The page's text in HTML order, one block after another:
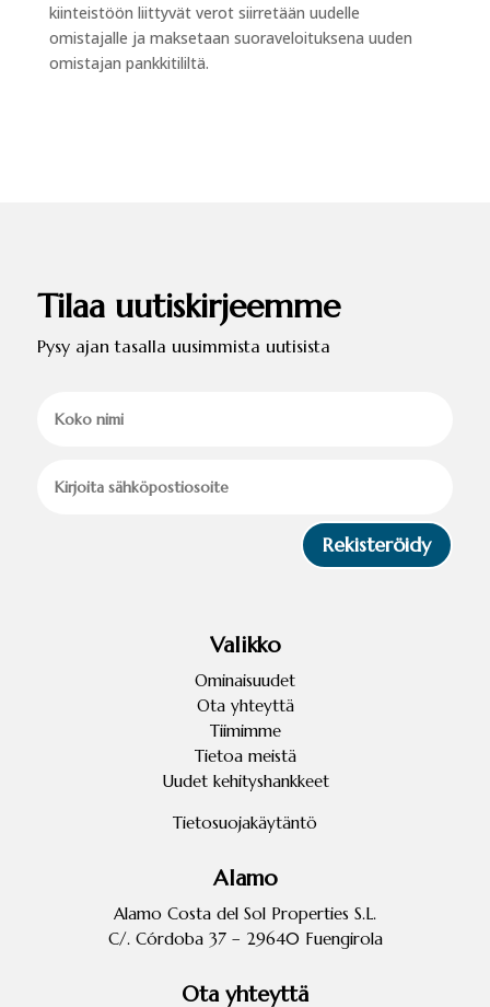
kiinteistöön liittyvät verot siirretään uudelle
omistajalle ja maksetaan suoraveloituksena uuden
omistajan pankkitililtä.
Tilaa uutiskirjeemme
Pysy ajan tasalla uusimmista uutisista
Rekisteröidy
Valikko
Ominaisuudet
Ota yhteyttä
Tiimimme
Tietoa meistä
Uudet kehityshankkeet
Tietosuojakäytäntö
Alamo
Alamo Costa del Sol Properties S.L.
C/. Córdoba 37 – 29640 Fuengirola
Ota yhteyttä